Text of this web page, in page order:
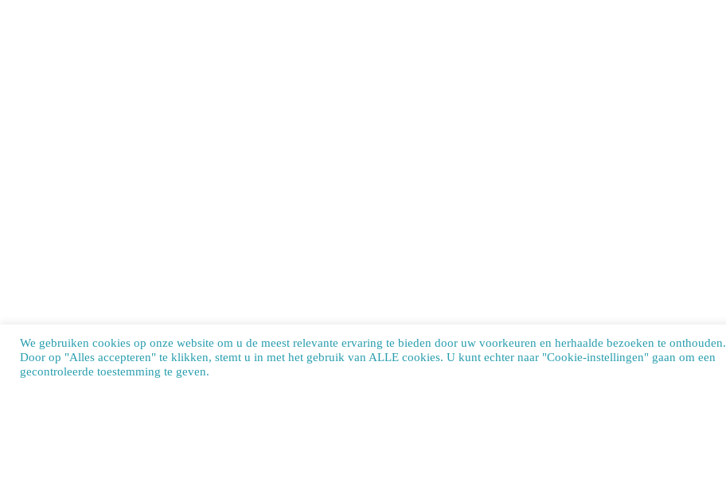
We gebruiken cookies op onze website om u de meest relevante ervaring te bieden door uw voorkeuren en herhaalde bezoeken te onthouden.
Door op "Alles accepteren" te klikken, stemt u in met het gebruik van ALLE cookies. U kunt echter naar "Cookie-instellingen" gaan om een ​​
gecontroleerde toestemming te geven.
Our site uses cookies. Learn more about our use of cookies:cookie policy ACCEPT